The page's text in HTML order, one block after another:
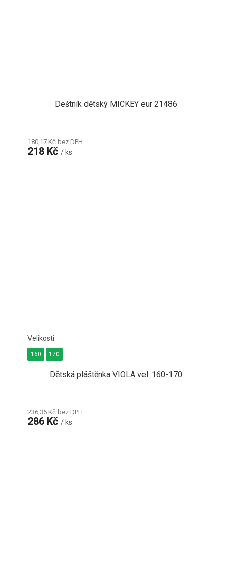
Deštník dětský MICKEY eur 21486
180,17 Kč bez DPH
218 Kč/ ks
Dětská pláštěnka VIOLA vel. 160-170
236,36 Kč bez DPH
286 Kč/ ks
160 170